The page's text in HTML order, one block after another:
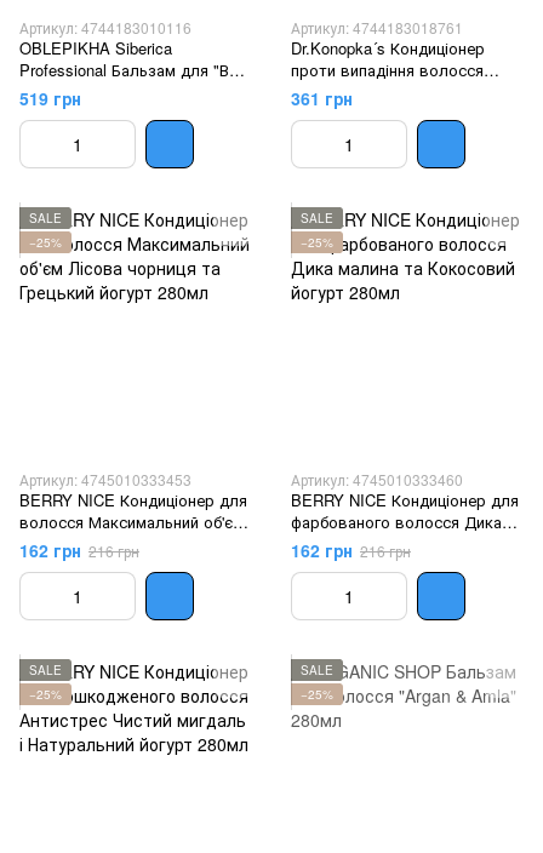
Артикул: 4744183010116
OBLEPIKHA Siberica
Professional Бальзам для "Всіх
типів волосся" 400мл
519 грн
Артикул: 4744183018761
Dr.Konopka´s Кондиціонер
проти випадіння волосся
500мл
361 грн
SALE
−25%
Артикул: 4745010333453
BERRY NICE Кондиціонер для
волосся Максимальний об'єм
Лісова чорниця та Грецький
йогурт 280мл
162 грн 216 грн
SALE
−25%
Артикул: 4745010333460
BERRY NICE Кондиціонер для
фарбованого волосся Дика
малина та Кокосовий йогурт
280мл
162 грн 216 грн
SALE
−25%
SALE
−25%